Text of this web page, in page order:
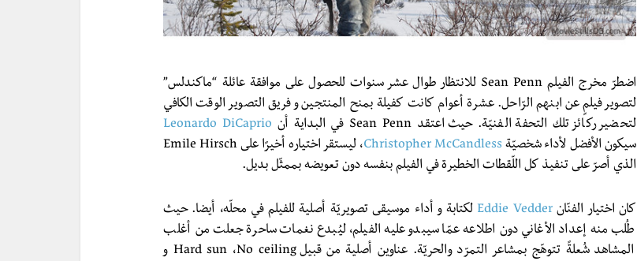
اضطرّ مخرج الفيلم Sean Penn للانتظار طوال عشر سنوات للحصول على موافقة عائلة “ماكندلس”
لتصوير فيلمٍ عن ابنهم الرّاحل. عشرة أعوام كانت كفيلة بمنح المنتجين و فريق التصوير الوقت الكافي
لتحضير ركائز تلك التحفة الفنيّة. حيث اعتقد Sean Penn في البداية أن
Leonardo DiCaprio
سيكون الأفضل لأداء شخصيّة Christopher McCandless
، ليستقر اختياره أخيرًا على Emile Hirsch
الذي أصرّ على تنفيذ كل اللّقطات الخطيرة في الفيلم بنفسه دون تعويضه بممثّل بديل.
كان اختيار الفنّانEddie Vedder لكتابة و أداء موسيقى تصويريّة أصلية للفيلم في محلّه، أيضا. حيث
طُلب منه إعداد الأغاني دون اطلاعه عمّا سيبدو عليه الفيلم، ليُبدع نغمات ساحرة جعلت من أغلب
المشاهد شُعلةً تتوهّج بمشاعر التمرّد والحريّة. عناوين أصلية من قبيل Hard sun ،No ceiling و